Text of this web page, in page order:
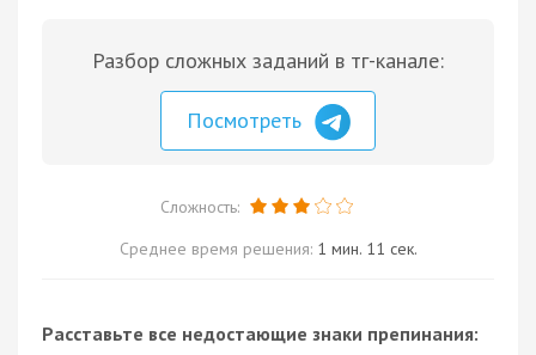
Разбор сложных заданий в тг-канале:
Посмотреть
Сложность:
Среднее время решения: 1 мин. 11 сек.
Расставьте все недостающие знаки препинания: